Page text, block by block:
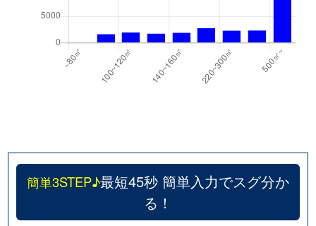
簡単3STEP♪最短45秒 簡単入力でスグ分か
る！